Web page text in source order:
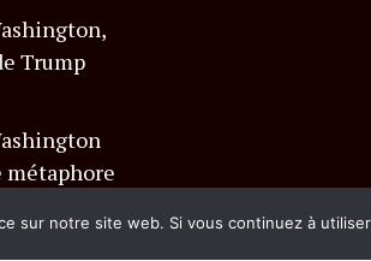
Trump
métaphore
sur notre site web. Si vous continuez à